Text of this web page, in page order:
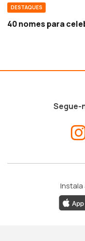
DESTAQUES
40 nomes para
Segue-
Instala